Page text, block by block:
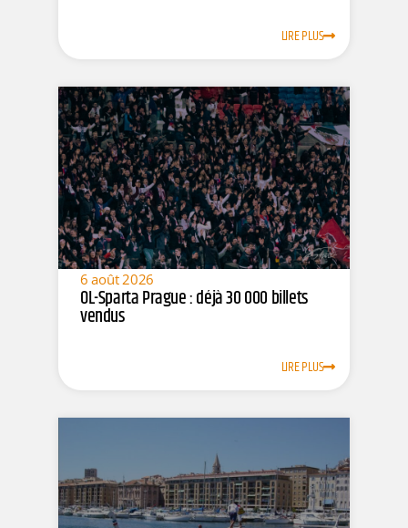
LIRE PLUS
6 août 2026
OL-Sparta Prague : déjà 30 000 billets
vendus
LIRE PLUS